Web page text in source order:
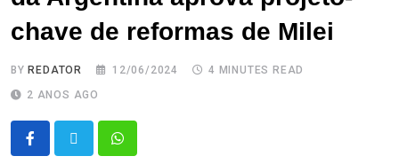
chave de reformas de Milei
BY REDATOR 12/06/2024
4 MINUTES READ
2 ANOS AGO